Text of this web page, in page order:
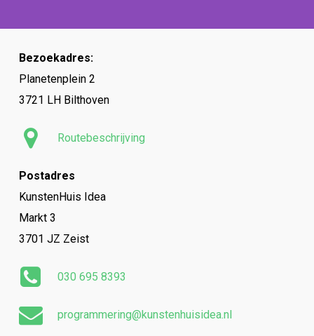
Bezoekadres:
Planetenplein 2
3721 LH Bilthoven
Routebeschrijving
Postadres
KunstenHuis Idea
Markt 3
3701 JZ Zeist
030 695 8393
programmering@kunstenhuisidea.nl